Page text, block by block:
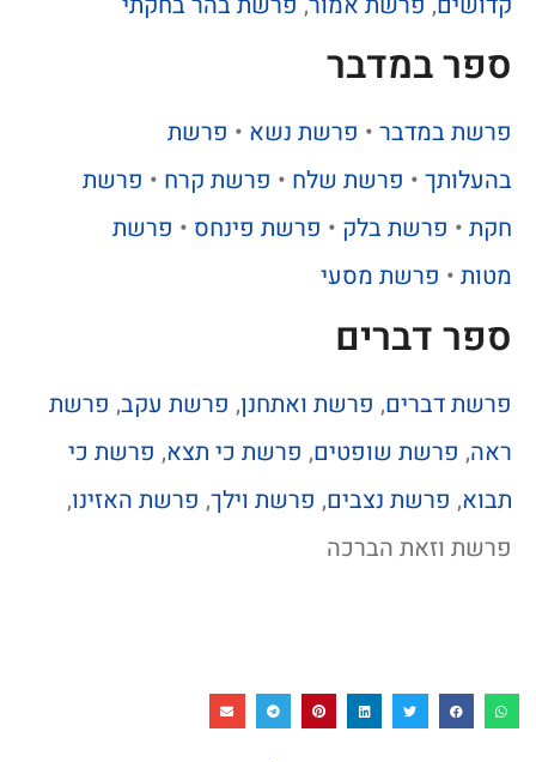
ספר במדבר
פרשת במדבר • פרשת נשא • פרשת
בהעלותך • פרשת שלח • פרשת קרח • פרשת
חקת • פרשת בלק • פרשת פינחס • פרשת
מטות • פרשת מסעי
ספר דברים
פרשת דברים, פרשת ואתחנן, פרשת עקב, פרשת
ראה, פרשת שופטים, פרשת כי תצא, פרשת כי
תבוא, פרשת נצבים, פרשת וילך, פרשת האזינו,
פרשת וזאת הברכה